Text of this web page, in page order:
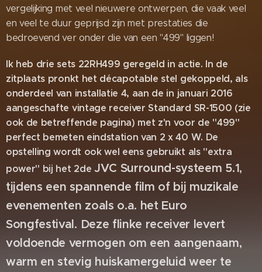
vergelijking met veel nieuwere ontwerpen, die vaak veel
en veel te duur geprijsd zijn met prestaties die
bedroevend ver onder die van een "499" liggen!
Ik heb drie sets 22RH499 geregeld in actie. In de
zitplaats pronkt het décapotable stel gekoppeld, als
onderdeel van installatie 4, aan de in januari 2016
aangeschafte vintage receiver Standard SR-1500 (zie
ook de betreffende pagina) met z'n voor de "499"
perfect bemeten eindstation van 2 x 40 W. De
opstelling wordt ook wel eens gebruikt als "extra
power" bij het 2de JVC Surround-systeem 5.1,
tijdens een spannende film of bij muzikale
evenementen zoals o.a. het Euro
Songfestival. Deze flinke receiver levert
voldoende vermogen om een aangenaam,
warm en stevig huiskamergeluid weer te